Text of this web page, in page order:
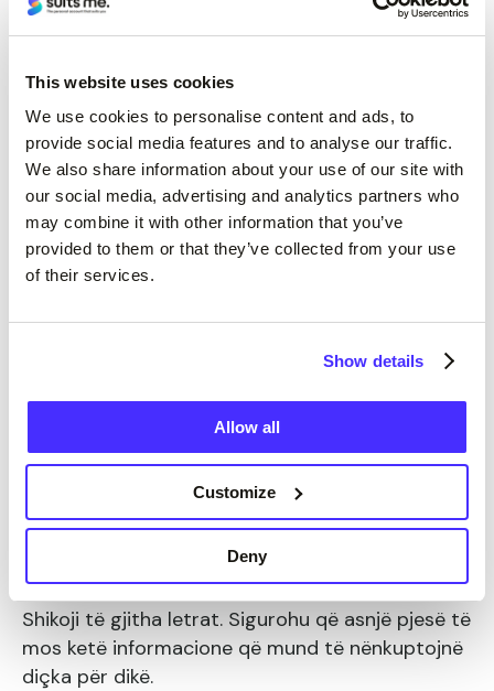
This website uses cookies
We use cookies to personalise content and ads, to
provide social media features and to analyse our traffic.
We also share information about your use of our site with
our social media, advertising and analytics partners who
may combine it with other information that you’ve
provided to them or that they’ve collected from your use
of their services.
Show details
Allow all
Customize
Deny
ta presësh në copa të tjera.
Kodi i Sigurisë (CV2)
Shkurtoni kodin e sigurisë (CV2 – 3 shifrat e
fundit në pjesën e pasme të kartës suaj)
horizontalisht dhe pastaj vertikalisht mbi
numrat.
vendosni kartën tuaj nëpërmjet një copë letre
standarde të zyrës së shtëpisë, pasi karta mund
Kontrollo copat e kartës
Shikoji të gjitha letrat. Sigurohu që asnjë pjesë të
mos ketë informacione që mund të nënkuptojnë
diçka për dikë.